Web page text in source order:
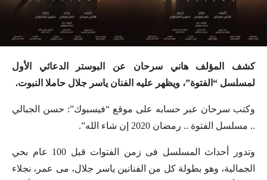
كشف المؤلف هاني سرحان عن البوستر الدعائي الأول
لمسلسل “الفتوة”، ويظهر عليه الفنان ياسر جلال حاملا النبوت.
وكتب سرحان عبر حسابه على موقع “فيسبوك”: حسن الجبالي
.. مسلسل الفتوة .. رمضان 2020 إن شاء الله”.
وتدور أحداث المسلسل فى زمن الفتوات قبل 100 عام بحي
الجمالية، وهو بطولة كل من الفنانين ياسر جلال، مى عمر، نجلاء